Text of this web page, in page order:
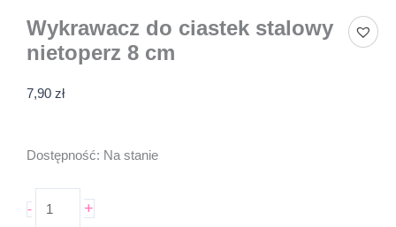
Wykrawacz do ciastek stalowy
nietoperz 8 cm
7,90 zł
Dostępność: Na stanie
-
ilość
ciastek
+